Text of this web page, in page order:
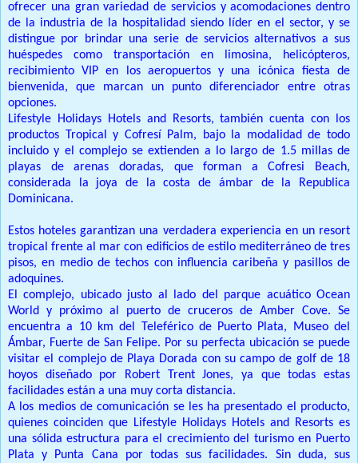
ofrecer una gran variedad de servicios y acomodaciones dentro
de la industria de la hospitalidad siendo líder en el sector, y se
distingue por brindar una serie de servicios alternativos a sus
huéspedes como transportación en limosina, helicópteros,
recibimiento VIP en los aeropuertos y una icónica fiesta de
bienvenida, que marcan un punto diferenciador entre otras
opciones.
Lifestyle Holidays Hotels and Resorts, también cuenta con los
productos Tropical y Cofresí Palm, bajo la modalidad de todo
incluido y el complejo se extienden a lo largo de 1.5 millas de
playas de arenas doradas, que forman a Cofresi Beach,
considerada la joya de la costa de ámbar de la Republica
Dominicana.
Estos hoteles garantizan una verdadera experiencia en un resort
tropical frente al mar con edificios de estilo mediterráneo de tres
pisos, en medio de techos con influencia caribeña y pasillos de
adoquines.
El complejo, ubicado justo al lado del parque acuático Ocean
World y próximo al puerto de cruceros de Amber Cove. Se
encuentra a 10 km del Teleférico de Puerto Plata, Museo del
Ámbar, Fuerte de San Felipe. Por su perfecta ubicación se puede
visitar el complejo de Playa Dorada con su campo de golf de 18
hoyos diseñado por Robert Trent Jones, ya que todas estas
facilidades están a una muy corta distancia.
A los medios de comunicación se les ha presentado el producto,
quienes coinciden que Lifestyle Holidays Hotels and Resorts es
una sólida estructura para el crecimiento del turismo en Puerto
Plata y Punta Cana por todas sus facilidades. Sin duda, sus